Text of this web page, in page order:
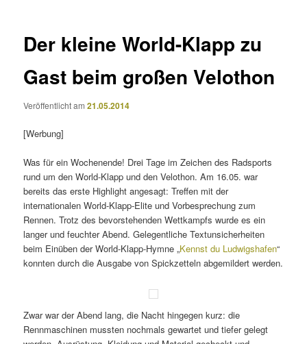
Der kleine World-Klapp zu
Gast beim großen Velothon
Veröffentlicht am21.05.2014
[Werbung]
Was für ein Wochenende! Drei Tage im Zeichen des Radsports
rund um den World-Klapp und den Velothon. Am 16.05. war
bereits das erste Highlight angesagt: Treffen mit der
internationalen World-Klapp-Elite und Vorbesprechung zum
Rennen. Trotz des bevorstehenden Wettkampfs wurde es ein
langer und feuchter Abend. Gelegentliche Textunsicherheiten
beim Einüben der World-Klapp-Hymne „Kennst du Ludwigshafen“
konnten durch die Ausgabe von Spickzetteln abgemildert werden.
Zwar war der Abend lang, die Nacht hingegen kurz: die
Rennmaschinen mussten nochmals gewartet und tiefer gelegt